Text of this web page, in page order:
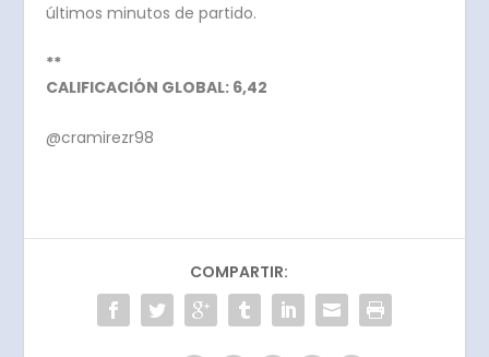
últimos minutos de partido.
**
CALIFICACIÓN GLOBAL: 6,42
@cramirezr98
COMPARTIR: